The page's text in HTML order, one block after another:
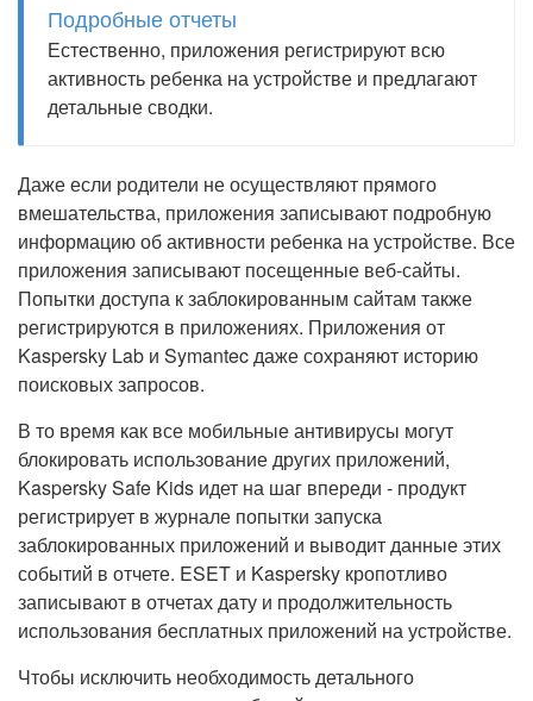
Подробные отчеты
Естественно, приложения регистрируют всю
активность ребенка на устройстве и предлагают
детальные сводки.
Даже если родители не осуществляют прямого
вмешательства, приложения записывают подробную
информацию об активности ребенка на устройстве. Все
приложения записывают посещенные веб-сайты.
Попытки доступа к заблокированным сайтам также
регистрируются в приложениях. Приложения от
Kaspersky Lab и Symantec даже сохраняют историю
поисковых запросов.
В то время как все мобильные антивирусы могут
блокировать использование других приложений,
Kaspersky Safe Kids идет на шаг впереди - продукт
регистрирует в журнале попытки запуска
заблокированных приложений и выводит данные этих
событий в отчете. ESET и Kaspersky кропотливо
записывают в отчетах дату и продолжительность
использования бесплатных приложений на устройстве.
Чтобы исключить необходимость детального